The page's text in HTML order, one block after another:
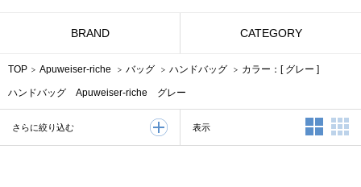
BRAND CATEGORY
TOP Apuweiser-riche バッグ ハンドバッグ カラー：[ グレー ]
ハンドバッグ Apuweiser-riche グレー
さらに絞り込む 表示 2列表示